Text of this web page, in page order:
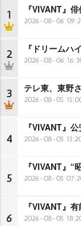
1 『VIVANT』
2026-08-06
2 『ドリームハ
2026-08-06
3 テレ東、東野
2026-08-05
4
『VIVANT』
2026-08-05
5
『VIVANT』“
2026-08-05
6
『VIVANT』
2026-08-05